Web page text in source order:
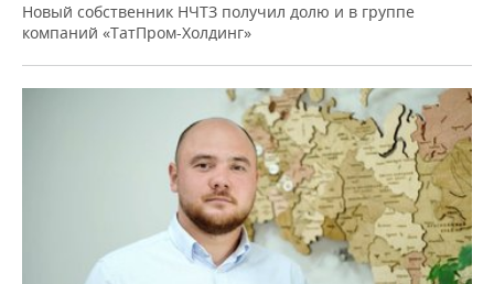
Новый собственник НЧТЗ получил долю и в группе
компаний «ТатПром-Холдинг»